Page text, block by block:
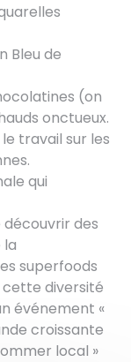
Bleu de
(on
onctueux.
travail sur les
qui
des
la
superfoods
cette diversité
événement «
croissante
local »